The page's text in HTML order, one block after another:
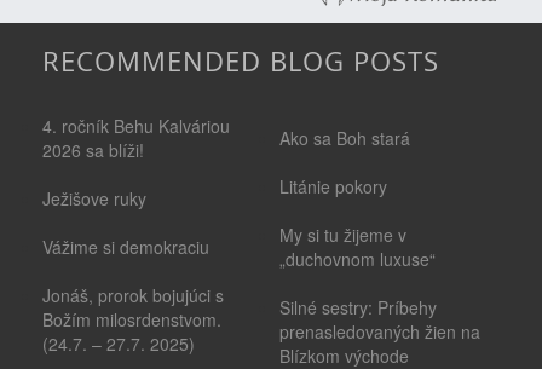
RECOMMENDED BLOG POSTS
4. ročník Behu Kalváriou
2026 sa blíži!
Ježišove ruky
Vážime si demokraciu
Jonáš, prorok bojujúci s
Božím milosrdenstvom.
(24.7. – 27.7. 2025)
Ako sa Boh stará
Litánie pokory
My si tu žijeme v
„duchovnom luxuse“
Silné sestry: Príbehy
prenasledovaných žien na
Blízkom východe